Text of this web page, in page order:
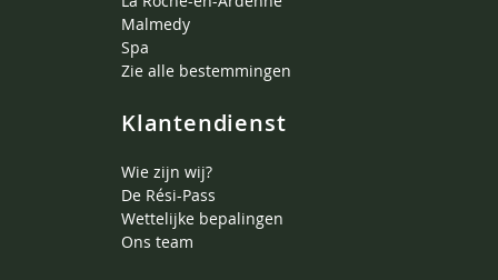
Malmedy
Spa
Zie alle bestemmingen
Klantendienst
Wie zijn wij?
De Rési-Pass
Wettelijke bepalingen
Ons team